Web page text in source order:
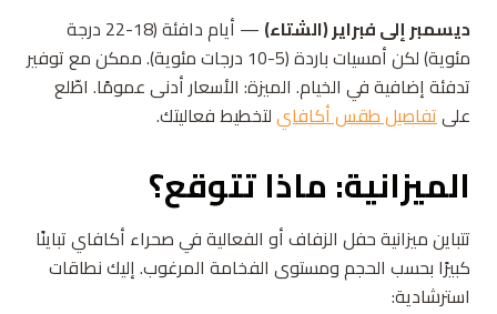
ديسمبر إلى فبراير (الشتاء)
— أيام دافئة (18-22 درجة
مئوية) لكن أمسيات باردة (5-10 درجات مئوية). ممكن مع توفير
تدفئة إضافية في الخيام. الميزة: الأسعار أدنى عمومًا. اطّلع
علىتفاصيل طقس أكافايلتخطيط فعاليتك.
الميزانية: ماذا تتوقع؟
تتباين ميزانية حفل الزفاف أو الفعالية في صحراء أكافاي تباينًا
كبيرًا بحسب الحجم ومستوى الفخامة المرغوب. إليك نطاقات
استرشادية: